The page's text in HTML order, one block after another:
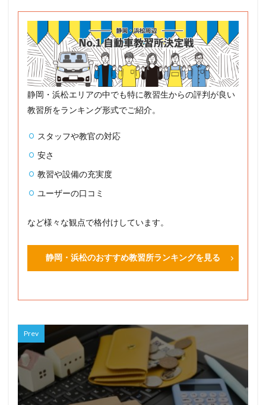
静岡・浜松エリアの中でも特に教習生からの評判が良い
教習所をランキング形式でご紹介。
スタッフや教官の対応
安さ
教習や設備の充実度
ユーザーの口コミ
など様々な観点で格付けしています。
静岡・浜松のおすすめ教習所ランキングを見る
Prev